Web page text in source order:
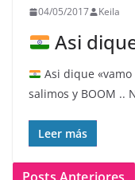
04/05/2017 Keila
Asi
Asi dique
salimos y BOOM ..
Leer más